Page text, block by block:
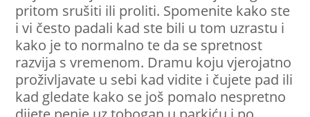
pritom srušiti ili proliti. Spomenite kako ste
i vi često padali kad ste bili u tom uzrastu i
kako je to normalno te da se spretnost
razvija s vremenom. Dramu koju vjerojatno
proživljavate u sebi kad vidite i čujete pad ili
kad gledate kako se još pomalo nespretno